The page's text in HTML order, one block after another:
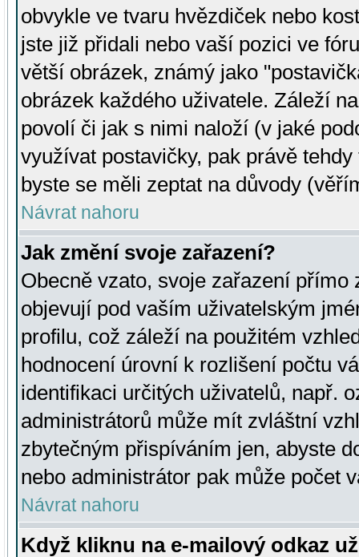
obvykle ve tvaru hvězdiček nebo
jste již přidali nebo vaší pozici ve
větší obrázek, známý jako
obrázek každého uživatele. Záleží
povolí či jak s nimi naloží (v jaké
využívat postavičky, pak právě
byste se měli zeptat na důvody
Návrat nahoru
Jak změní svoje zařazení?
Obecně vzato, svoje zařazení přímo
objevují pod vaším uživatelským
profilu, což záleží na použitém
hodnocení úrovní k rozlišení počtu
identifikaci určitých uživatelů, např.
administrátorů může mít zvláštní
zbytečným přispíváním jen, abyste
nebo administrátor pak může počet
Návrat nahoru
Když kliknu na e-mailový odkaz